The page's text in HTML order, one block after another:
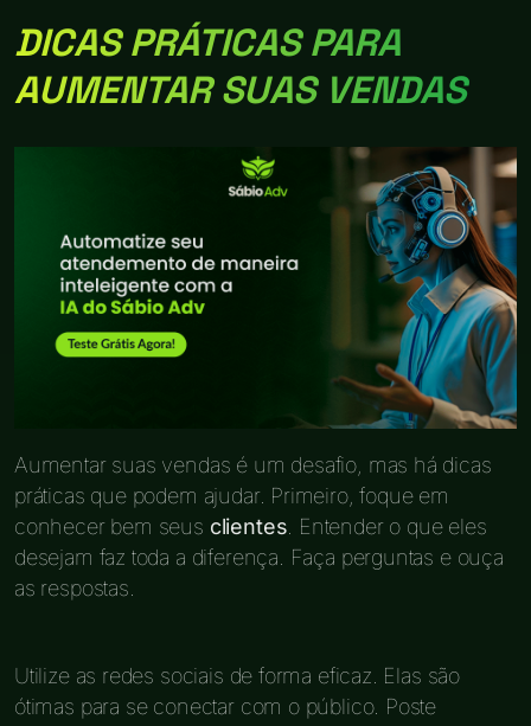
DICAS PRÁTICAS PARA
AUMENTAR SUAS VENDAS
Aumentar suas vendas é um desafio, mas há dicas
práticas que podem ajudar. Primeiro, foque em
conhecer bem seus clientes . Entender o que eles
desejam faz toda a diferença. Faça perguntas e ouça
as respostas.
Utilize as redes sociais de forma eficaz. Elas são
ótimas para se conectar com o público. Poste